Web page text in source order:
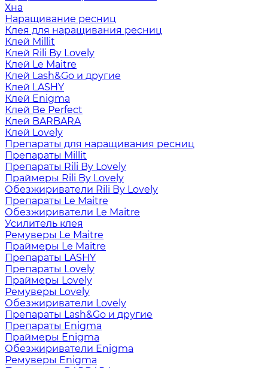
Хна
Наращивание ресниц
Клея для наращивания ресниц
Клей Millit
Клей Rili By Lovely
Клей Le Maitre
Клей Lash&Go и другие
Клей LASHY
Клей Enigma
Клей Be Perfect
Клей BARBARA
Клей Lovely
Препараты для наращивания ресниц
Препараты Millit
Препараты Rili By Lovely
Праймеры Rili By Lovely
Обезжириватели Rili By Lovely
Препараты Le Maitre
Обезжириватели Le Maitre
Усилитель клея
Ремуверы Le Maitre
Праймеры Le Maitre
Препараты LASHY
Препараты Lovely
Праймеры Lovely
Ремуверы Lovely
Обезжириватели Lovely
Препараты Lash&Go и другие
Препараты Enigma
Праймеры Enigma
Обезжириватели Enigma
Ремуверы Enigma